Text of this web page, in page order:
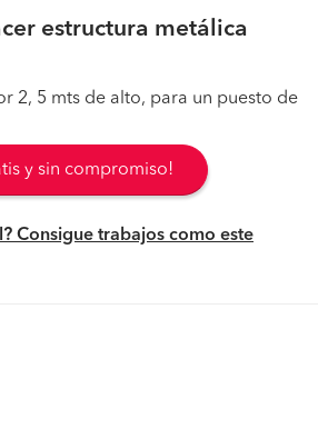
estructura metálica
2, 5 mts de alto, para un puesto de
y sin compromiso!
Consigue trabajos como este